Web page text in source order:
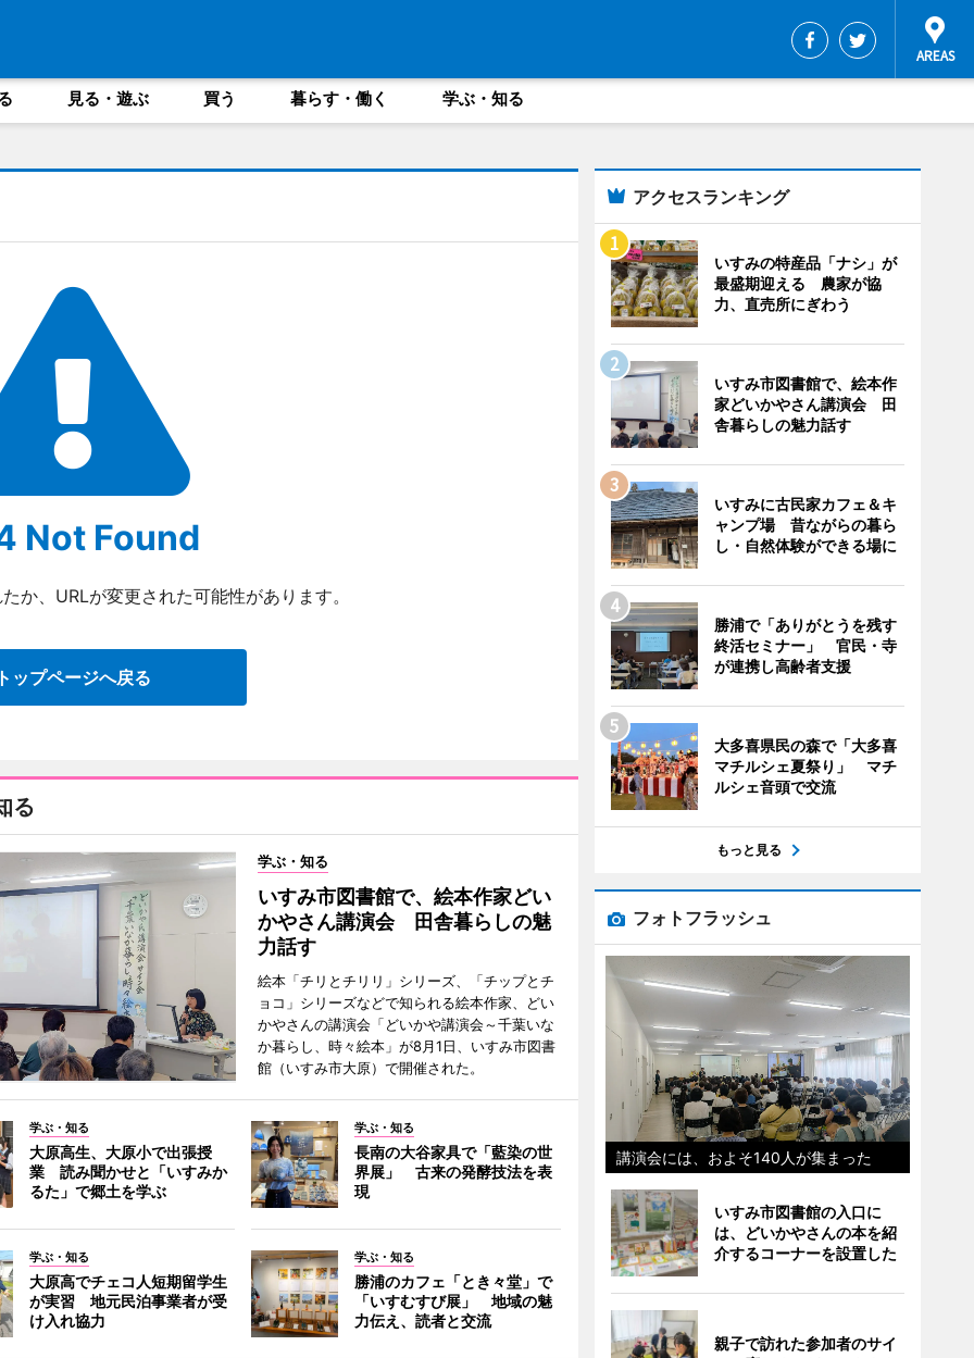
見る・遊ぶ 買う 暮らす・働く 学ぶ・知る
Not Found
か、URLが変更された可能性があります。
ップページへ戻る
る
学ぶ・知る
いすみ市図書館で、絵本作家どい
かやさん講演会 田舎暮らしの魅
力話す
絵本「チリとチリリ」シリーズ、「チップとチ
ョコ」シリーズなどで知られる絵本作家、どい
かやさんの講演会「どいかや講演会～千葉いな
か暮らし、時々絵本」が8月1日、いすみ市図書
館（いすみ市大原）で開催された。
学ぶ・知る
大原高生、大原小で出張授
業 読み聞かせと「いすみか
るた」で郷土を学ぶ
学ぶ・知る
長南の大谷家具で「藍染の世
界展」 古来の発酵技法を表
現
学ぶ・知る
大原高でチェコ人短期留学生
が実習 地元民泊事業者が受
け入れ協力
学ぶ・知る
勝浦のカフェ「とき々堂」で
「いすむすび展」 地域の魅
力伝え、読者と交流
アクセスランキング
いすみの特産品「ナシ」が
最盛期迎える 農家が協
力、直売所にぎわう
いすみ市図書館で、絵本作
家どいかやさん講演会 田
舎暮らしの魅力話す
いすみに古民家カフェ＆キ
ャンプ場 昔ながらの暮ら
し・自然体験ができる場に
勝浦で「ありがとうを残す
終活セミナー」 官民・寺
が連携し高齢者支援
大多喜県民の森で「大多喜
マチルシェ夏祭り」 マチ
ルシェ音頭で交流
もっと見る
フォトフラッシュ
講演会には、およそ140人が集まった
いすみ市図書館の入口に
は、どいかやさんの本を紹
介するコーナーを設置した
親子で訪れた参加者のサイ